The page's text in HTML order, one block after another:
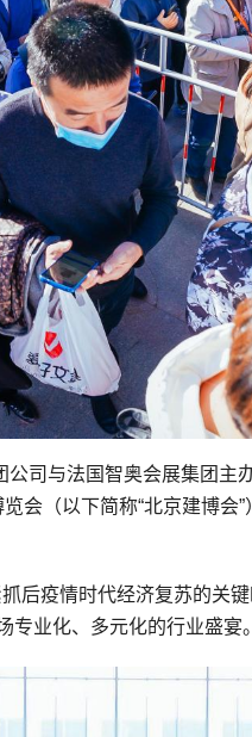
司与法国智奥会展集团主
会（以下简称“北京建博会
后疫情时代经济复苏的关
专业化、多元化的行业盛宴。